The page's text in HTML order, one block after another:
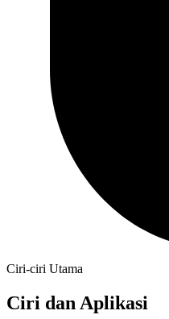
Ciri-ciri Utama
Ciri dan Aplikasi